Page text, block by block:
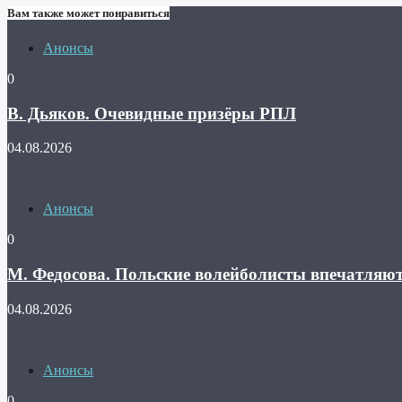
Вам также может понравиться
Анонсы
0
В. Дьяков. Очевидные призёры РПЛ
04.08.2026
Анонсы
0
М. Федосова. Польские волейболисты
04.08.2026
Анонсы